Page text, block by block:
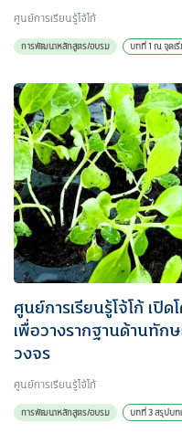
ศูนย์การเรียนรู้โจ้โก้
การพัฒนาหลักสูตร/อบรม บทที่ 1 ณ จุดเ
ศูนย์การเรียนรู้โจ้โก้ เปิ
เพื่อวางรากฐานด้านทัก
วงจร
ศูนย์การเรียนรู้โจ้โก้
การพัฒนาหลักสูตร/อบรม บทที่ 3 สรุปบท